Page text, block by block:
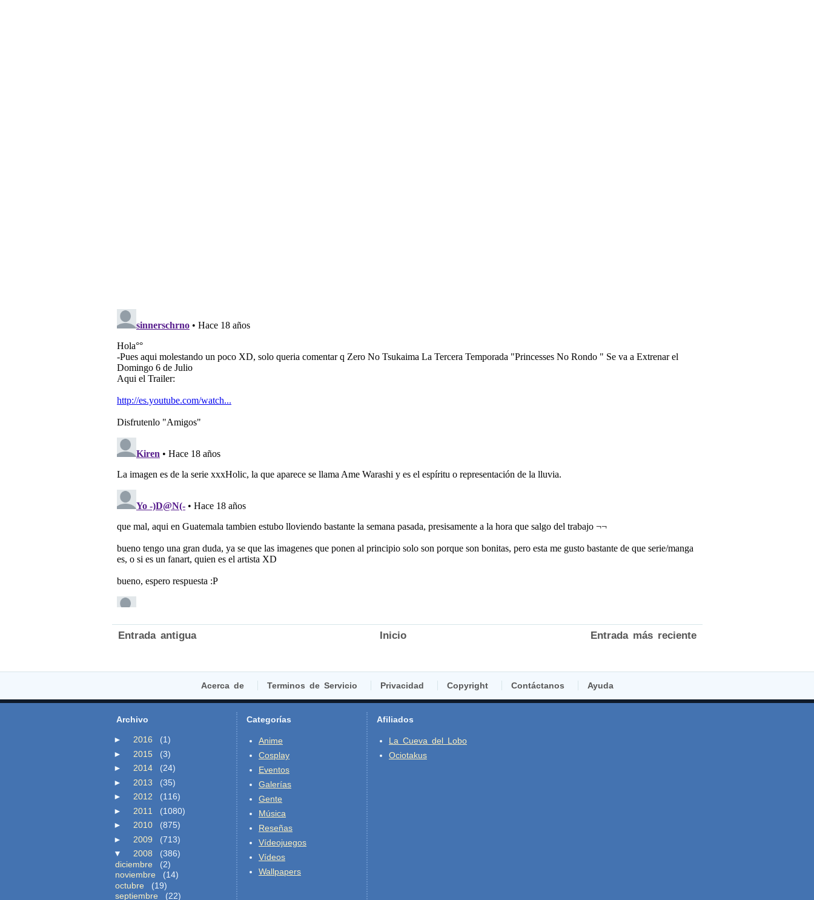
Entrada más reciente
Entrada antigua Inicio
Acerca de Terminos de Servicio Privacidad Copyright Contáctanos Ayuda
Archivo
► 2016
(1)
►
2015
(3)
►
2014
(24)
►
2013
(35)
►
2012
(116)
►
2011
(1080)
►
2010
(875)
►
2009
(713)
▼
2008
(386)
diciembre
(2)
noviembre
(14)
octubre
(19)
septiembre
(22)
Categorías
Anime
Cosplay
Eventos
Galerías
Gente
Música
Reseñas
Vídeojuegos
Vídeos
Wallpapers
Afiliados
La Cueva del Lobo
Ociotakus